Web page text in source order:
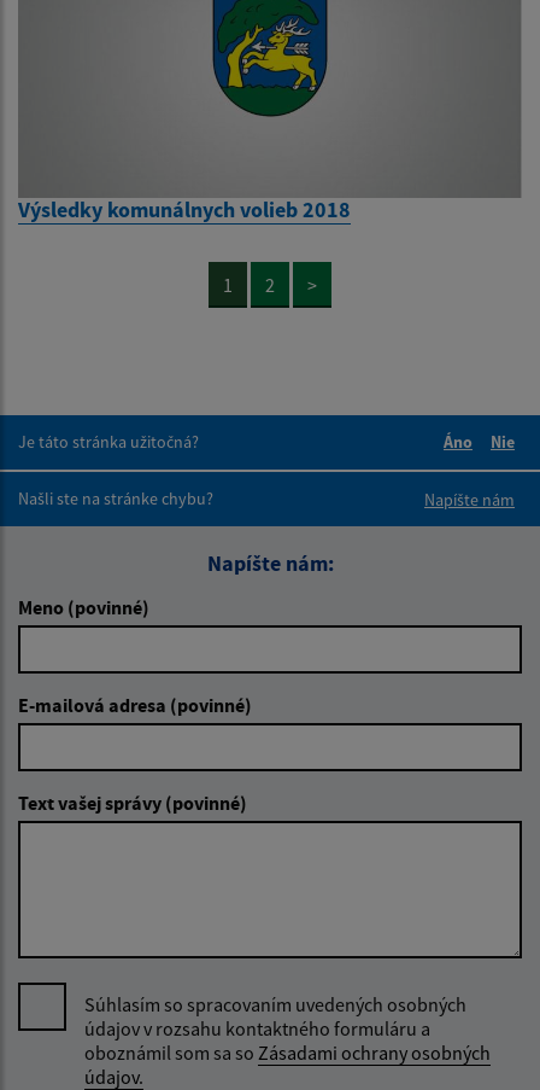
Výsledky komunálnych volieb 2018
1 2 >
Je táto stránka užitočná?
Áno
Nie
Našli ste na stránke chybu?
Napíšte nám
Napíšte nám:
Meno (povinné)
E-mailová adresa (povinné)
Text vašej správy (povinné)
Súhlasím so spracovaním uvedených osobných
údajov v rozsahu kontaktného formuláru a
oboznámil som sa so Zásadami ochrany osobných
údajov.